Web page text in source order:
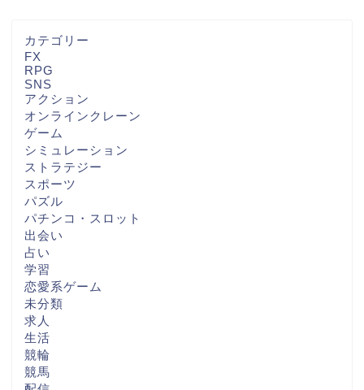
カテゴリー
FX
RPG
SNS
アクション
オンラインクレーン
ゲーム
シミュレーション
ストラテジー
スポーツ
パズル
パチンコ・スロット
出会い
占い
学習
恋愛系ゲーム
未分類
求人
生活
競輪
競馬